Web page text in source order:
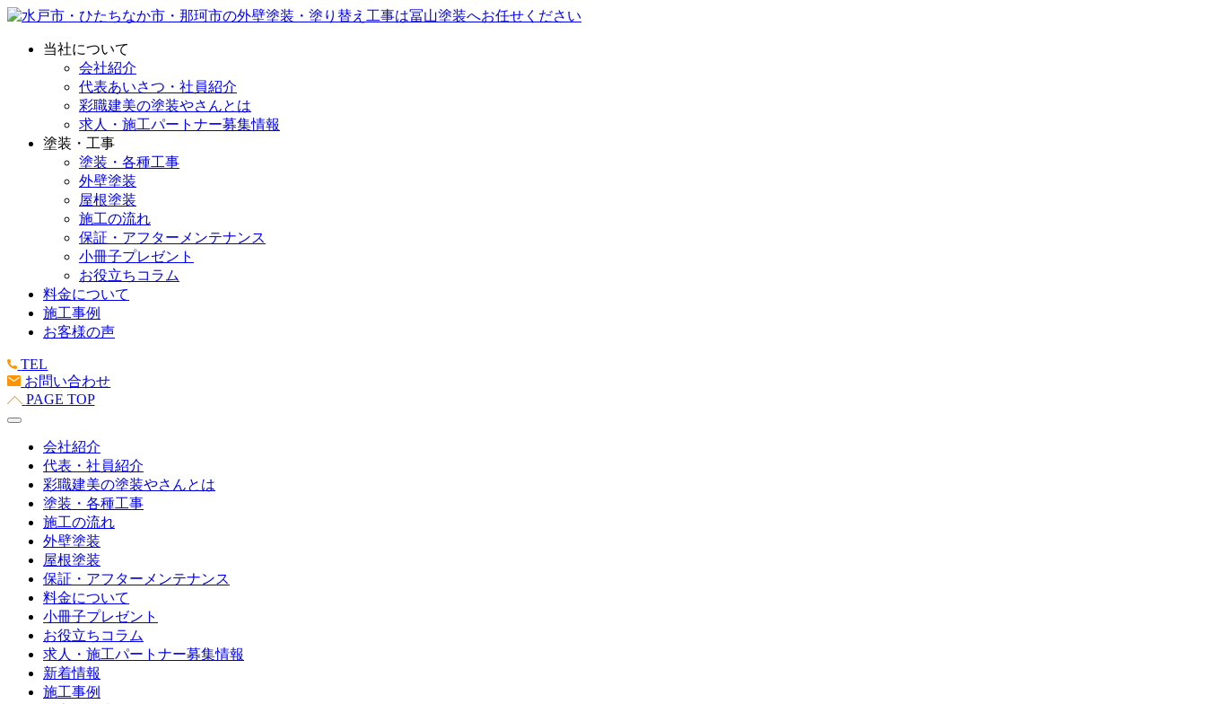
当社について
会社紹介
代表あいさつ・社員紹介
彩職建美の塗装やさんとは
求人・施工パートナー募集情報
塗装・工事
塗装・各種工事
外壁塗装
屋根塗装
施工の流れ
保証・アフターメンテナンス
小冊子プレゼント
お役立ちコラム
料金について
施工事例
お客様の声
TEL
お問い合わせ
PAGE TOP
会社紹介
代表・社員紹介
彩職建美の塗装やさんとは
塗装・各種工事
施工の流れ
外壁塗装
屋根塗装
保証・アフターメンテナンス
料金について
小冊子プレゼント
お役立ちコラム
求人・施工パートナー募集情報
新着情報
施工事例